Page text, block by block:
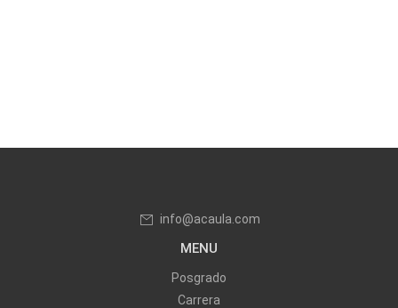
info@acaula.com
MENU
Posgrado
Carrera